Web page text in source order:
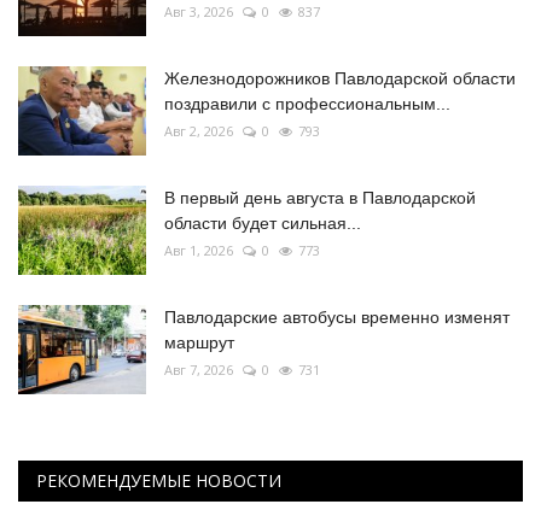
Авг 3, 2026 0 837
Железнодорожников Павлодарской области
поздравили с профессиональным...
Авг 2, 2026 0 793
В первый день августа в Павлодарской
области будет сильная...
Авг 1, 2026 0 773
Павлодарские автобусы временно изменят
маршрут
Авг 7, 2026 0 731
РЕКОМЕНДУЕМЫЕ НОВОСТИ